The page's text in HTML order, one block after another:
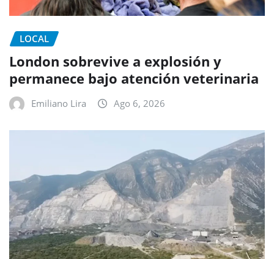
LOCAL
London sobrevive a explosión y
permanece bajo atención veterinaria
Emiliano Lira Ago 6, 2026